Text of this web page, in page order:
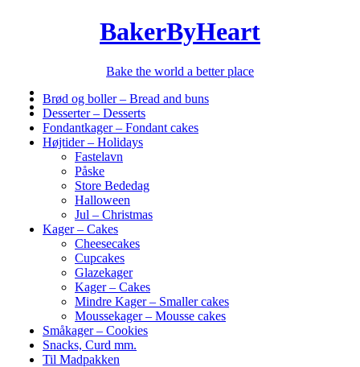
BakerByHeart
Bake the world a better place
Brød og boller – Bread and buns
Desserter – Desserts
Fondantkager – Fondant cakes
Højtider – Holidays
Fastelavn
Påske
Store Bededag
Halloween
Jul – Christmas
Kager – Cakes
Cheesecakes
Cupcakes
Glazekager
Kager – Cakes
Mindre Kager – Smaller cakes
Moussekager – Mousse cakes
Småkager – Cookies
Snacks, Curd mm.
Til Madpakken